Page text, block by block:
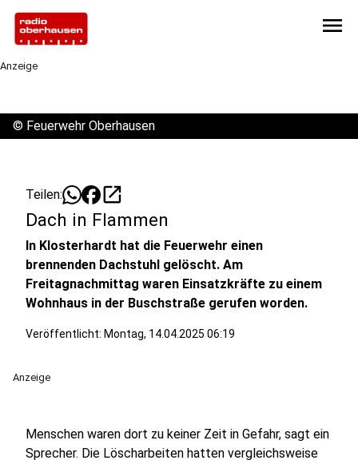
menu
Anzeige
© Feuerwehr Oberhausen
Teilen: open_in_new
Dach in Flammen
In Klosterhardt hat die Feuerwehr einen
brennenden Dachstuhl gelöscht. Am
Freitagnachmittag waren Einsatzkräfte zu einem
Wohnhaus in der Buschstraße gerufen worden.
Veröffentlicht: Montag, 14.04.2025 06:19
Anzeige
Menschen waren dort zu keiner Zeit in Gefahr, sagt ein
Sprecher. Die Löscharbeiten hatten vergleichsweise